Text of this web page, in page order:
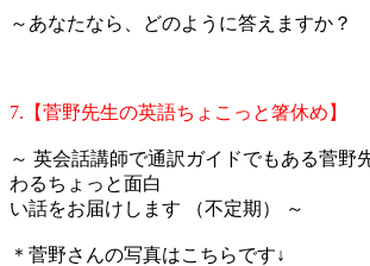
～あなたなら、どのように答えますか？
7.【菅野先生の英語ちょこっと箸休め】
～ 英会話講師で通訳ガイドでもある菅野
わるちょっと面白
い話をお届けします （不定期） ～
＊菅野さんの写真はこちらです↓